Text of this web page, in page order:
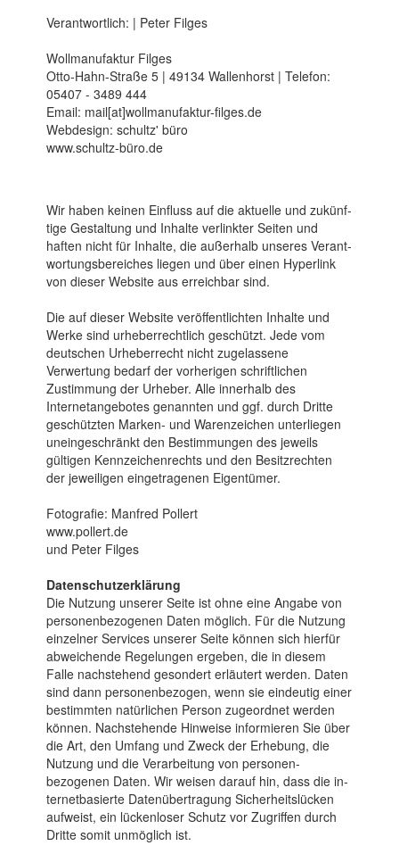
Verantwortlich: | Peter Filges
Wollmanufaktur Filges
Otto-Hahn-Straße 5 | 49134 Wallenhorst | Telefon:
05407 - 3489 444
Email: mail[at]wollmanufaktur-filges.de
Webdesign: schultz' büro
www.schultz-büro.de
Wir haben keinen Ein­fluss auf die aktuelle und zukünf­
tige Gestal­tung und Inhalte verlinkter Seiten und
haften nicht für Inhalte, die außerhalb unseres Verant­
wortungs­bereiches liegen und über einen Hyper­link
von dieser Web­site aus erreichbar sind.
Die auf dieser Website veröffentlichten Inhalte und
Werke sind urheber­rechtlich geschützt. Jede vom
deutschen Urheberrecht nicht zugelassene
Verwertung bedarf der vorherigen schriftlichen
Zustimmung der Urheber. Alle innerhalb des
Internetangebotes genannten und ggf. durch Dritte
geschützten Marken- und Waren­zeichen unter­liegen
unein­geschränkt den Bestim­mungen des jeweils
gültigen Kenn­zeichen­rechts und den Besitz­rechten
der jeweiligen einge­tragenen Eigen­tümer.
Fotografie: Manfred Pollert
www.pollert.de
und Peter Filges
Datenschutzerklärung
Die Nutzung unserer Seite ist ohne eine An­gabe von
per­sonen­be­zoge­nen Daten möglich. Für die Nut­zung
einzelner Ser­vices unserer Seite können sich hierfür
ab­wei­chen­de Re­ge­lun­gen erge­ben, die in diesem
Falle nachs­tehend ge­son­dert erläu­tert werden. Daten
sind dann personen­bezogen, wenn sie ein­deutig einer
be­stimm­ten na­tür­lichen Per­son zu­geord­net wer­den
können. Nach­stehende Hin­weise in­for­mieren Sie über
die Art, den Um­fang und Zweck der Er­he­bung, die
Nut­zung und die Ver­arbeitung von personen­
bezogenen Da­ten. Wir weisen darauf hin, dass die in­
ternet­ba­sierte Daten­über­tragung Sicherheits­lücken
aufweist, ein lücken­loser Schutz vor Zu­grif­fen durch
Dritte somit un­mög­lich ist.